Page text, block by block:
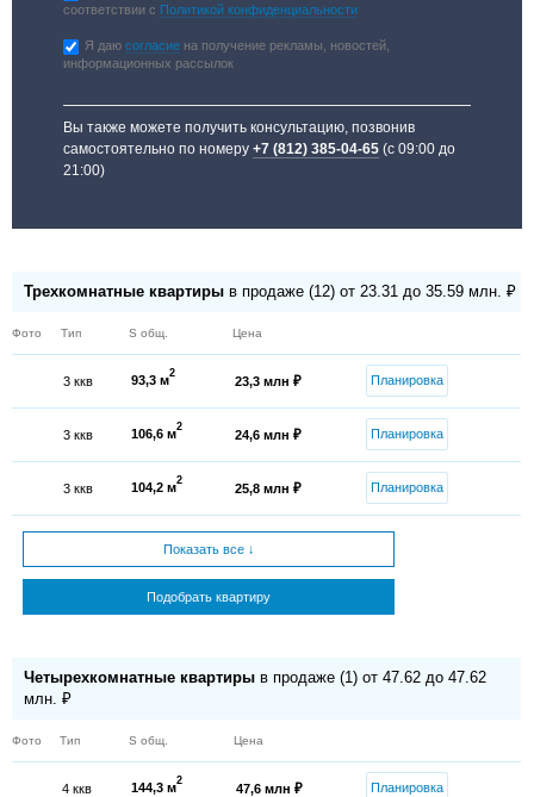
соответствии с Политикой конфиденциальности
Я даюсогласие на получение рекламы, новостей,
информационных рассылок
Вы также можете получить консультацию, позвонив
самостоятельно по номеру+7 (812) 385-04-65 (с 09:00 до
21:00)
Трехкомнатные квартиры в продаже (12) от 23.31 до 35.59 млн. ₽
Фото Тип S общ. Цена
3 ккв 93,3 м2
23,3 млн ₽ Планировка
3 ккв 106,6 м2
24,6 млн ₽ Планировка
3 ккв 104,2 м2
25,8 млн ₽ Планировка
Показать все ↓
Подобрать квартиру
Четырехкомнатные квартиры в продаже (1) от 47.62 до 47.62
млн. ₽
Фото Тип S общ. Цена
4 ккв 144,3 м2
47,6 млн ₽ Планировка